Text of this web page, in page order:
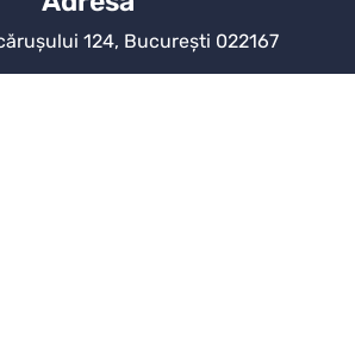
124, București 022167